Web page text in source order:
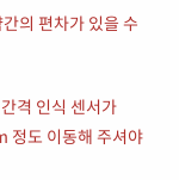
의 편차가 있을 수
격 인식 센서가
정도 이동해 주셔야